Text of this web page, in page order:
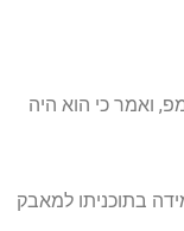
ואמר כי הוא היה
בתוכניתו למאבק